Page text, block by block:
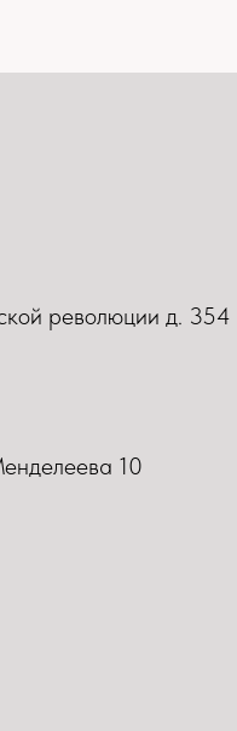
революции д. 354
10